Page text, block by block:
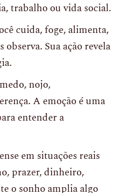
trabalho ou vida social.
cuida, foge, alimenta,
Sua ação revela
medo, nojo,
A emoção é uma
entender a
em situações reais
prazer, dinheiro,
o sonho amplia algo